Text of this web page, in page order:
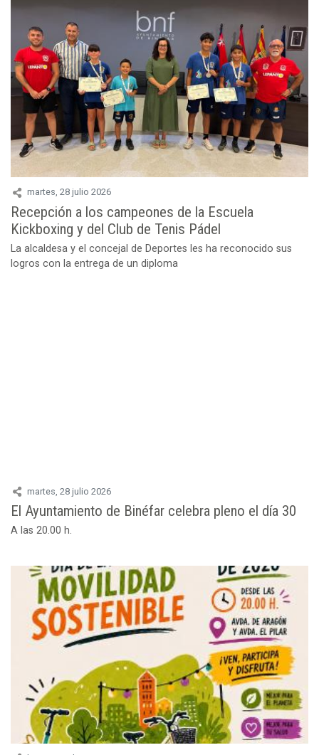
martes, 28 julio 2026
Recepción a los campeones de la Escuela
Kickboxing y del Club de Tenis Pádel
La alcaldesa y el concejal de Deportes les ha reconocido sus
logros con la entrega de un diploma
martes, 28 julio 2026
El Ayuntamiento de Binéfar celebra pleno el día 30
A las 20.00 h.